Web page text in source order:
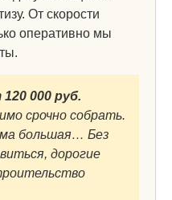
От скорости
оперативно мы
000 руб.
срочно собрать.
большая… Без
дорогие